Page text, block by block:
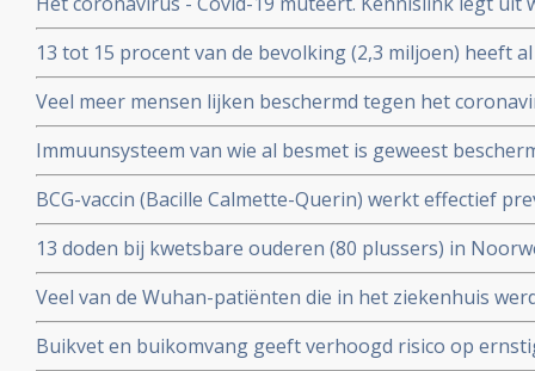
tussenresultaten
vaccins bv.
13 tot 15 procent van de bevolking (2,3 miljoen) heeft
coronavirus aangemaakt en hebben al langdurende
opgebouwd. Blijkt uit onderzoek van bloedbank
bloeddonoren.
Veel meer mensen lijken beschermd tegen het
gedacht. Door vroegere besmettingen met
immuniteit opgebouwd.
Immuunsysteem van wie al besmet is geweest
uit ons immuunsysteem ook tegen nieuwe mutaties
Braziliaanse mutaties van het coronavirus - Covid-19
BCG-vaccin (Bacille Calmette-Querin) werkt effectief
ziekten – mogelijk ook tegen COVID-19. RADBOUD
uitstekende resultaten uit studie met ouderen.
13 doden bij kwetsbare ouderen (80 plussers) in
vaccin van Pfizer of Moderna.
Veel van de Wuhan-patiënten die in het ziekenhuis
had zes maanden later nog steeds symptomen, zo
Buikvet en buikomvang geeft verhoogd risico op